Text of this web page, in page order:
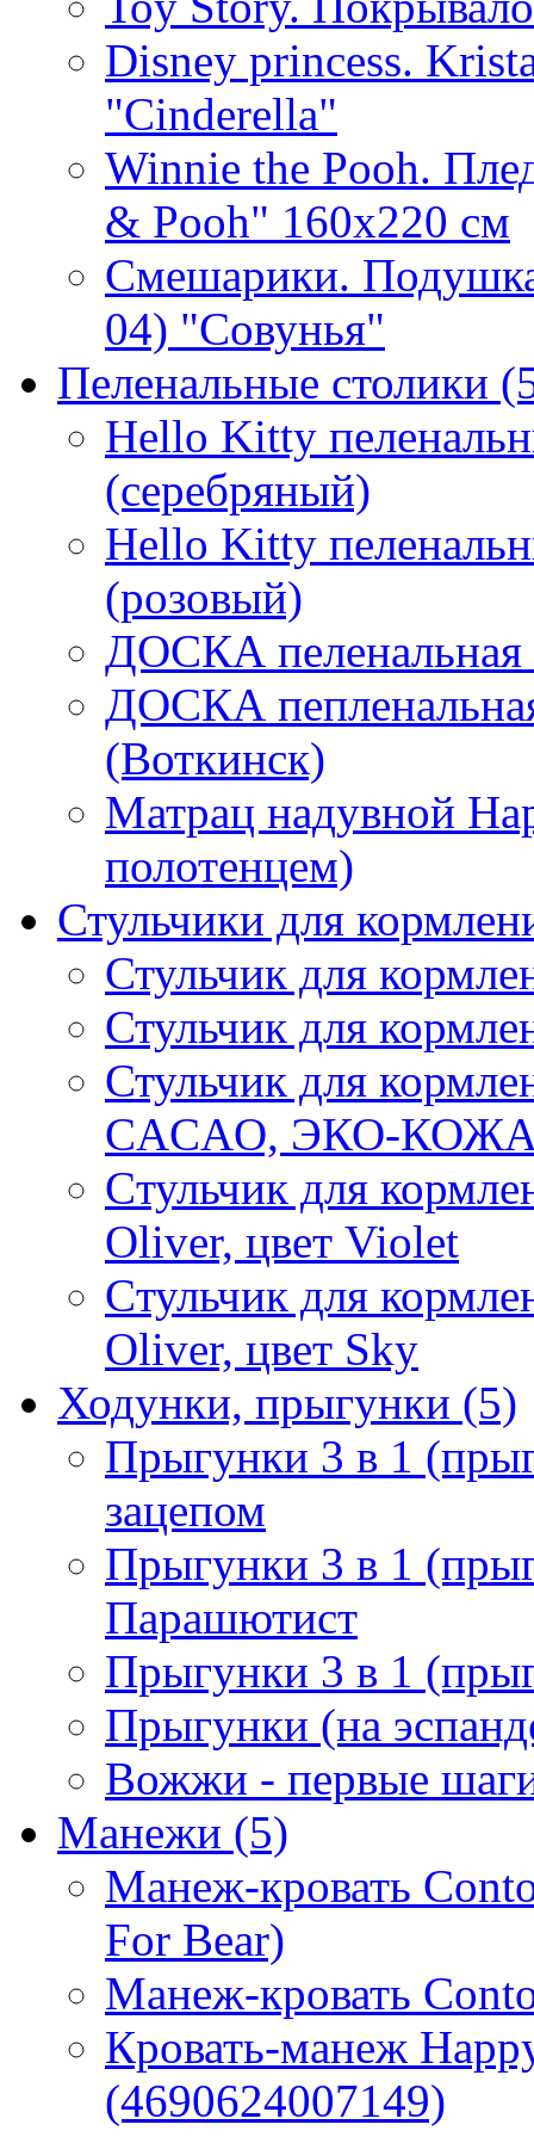
Disney princess.
"Cinderella"
Winnie the Pooh.
& Pooh" 160х220 см
Смешарики.
04) "Совунья"
Пеленальные столики
Hello Kitty
(серебряный)
Hello Kitty
(розовый)
ДОСКА пеленальная
ДОСКА
(Воткинск)
Матрац надувной
полотенцем)
Стульчики для
Стульчик для
Стульчик для
Стульчик для
CACAO, ЭКО-КОЖА,
Cтульчик для
Oliver, цвет Violet
Cтульчик для
Oliver, цвет Sky
Ходунки, прыгунки (5)
Прыгунки 3 в 1
зацепом
Прыгунки 3 в 1
Парашютист
Прыгунки 3 в 1
Прыгунки (на
Вожжи - первые
Манежи (5)
Манеж-кровать
For Bear)
Манеж-кровать
Кровать-манеж
(4690624007149)